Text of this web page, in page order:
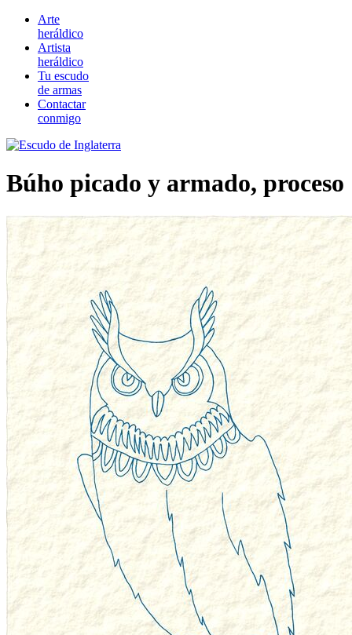
Arte
heráldico
Artista
heráldico
Tu escudo
de armas
Contactar
conmigo
Búho picado y armado, proceso